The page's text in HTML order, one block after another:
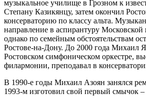
музыкальное училище в Грозном к
Степану Казикянцу, затем окончил
консерваторию по классу альта.
направление в аспирантуру Московской
однако по семейным обстоятельствам
Ростове-на-Дону. До 2000 года Михаил
Ростовском симфоническом оркестре,
филармонии, преподавал в
В 1990-е годы Михаил Азоян занялся
1993-м изготовил свой первый смычок –